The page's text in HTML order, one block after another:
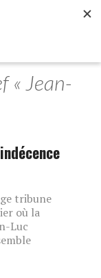
« Jean-
tribune
où la
Luc